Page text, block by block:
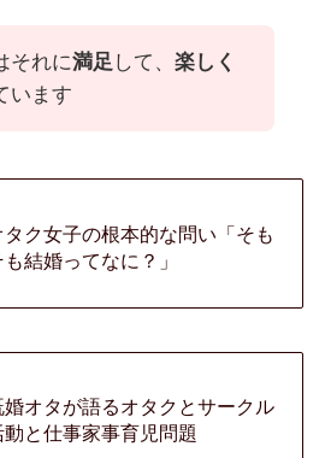
それに満足 して、 楽しく
います
タク女子の根本的な問い「そも
も結婚ってなに？」
婚オタが語るオタクとサークル
動と仕事家事育児問題